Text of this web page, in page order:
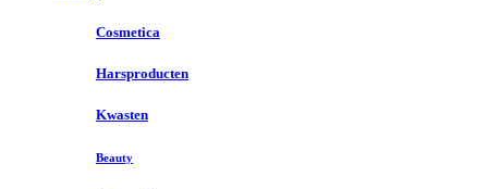
Cosmetica
Harsproducten
Kwasten
Beauty